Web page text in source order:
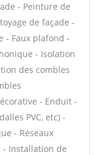
- Peinture de
de façade -
- Faux plafond -
- Isolation
des combles
- Enduit -
PVC, etc) -
- Réseaux
Installation de